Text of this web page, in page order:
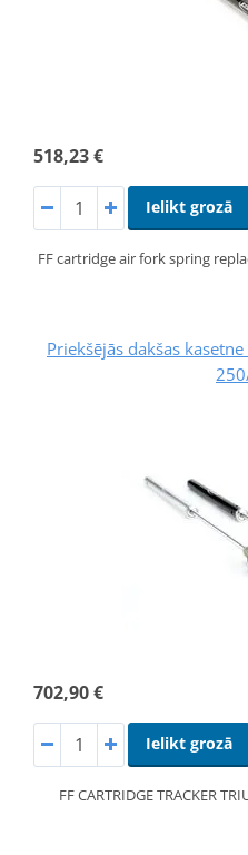
518,23 €
Ielikt grozā
FF cartridge air fork spring
Priekšējās dakšas kasetne
702,90 €
Ielikt grozā
FF CARTRIDGE TRACKER